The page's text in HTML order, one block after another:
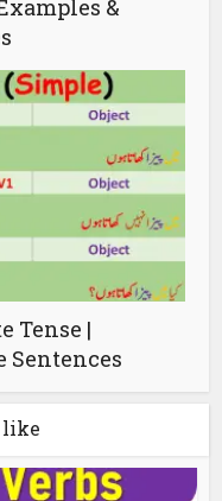
&
Tense |
Sentences
like